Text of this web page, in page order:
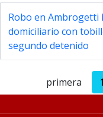
Robo en Ambrogetti
domiciliario con
segundo detenido
primera 1